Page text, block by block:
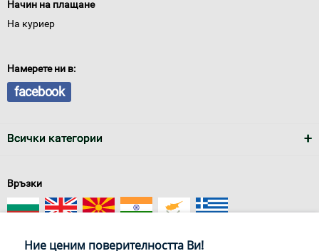
Начин на плащане
На куриер
Намерете ни в:
facebook
Всички категории
Връзки
Ние ценим поверителността Ви!